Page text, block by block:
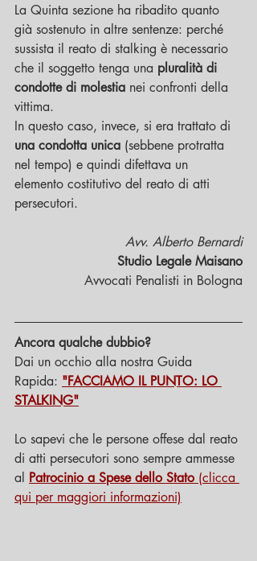
La Quinta sezione ha ribadito quanto
già sostenuto in altre sentenze: perché
sussista il reato di stalking è necessario
che il soggetto tenga una pluralità di
condotte di molestia nei confronti della
vittima.
In questo caso, invece, si era trattato di
una condotta unica (sebbene protratta
nel tempo) e quindi difettava un
elemento costitutivo del reato di atti
persecutori.
Avv. Alberto Bernardi
Studio Legale Maisano
Avvocati Penalisti in Bologna
Ancora qualche dubbio?
Dai un occhio alla nostra Guida
Rapida: "FACCIAMO IL PUNTO: LO
STALKING"
Lo sapevi che le persone offese dal reato
di atti persecutori sono sempre ammesse
al Patrocinio a Spese dello Stato (clicca
qui per maggiori informazioni)